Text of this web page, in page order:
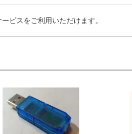
ビスをご利用いただけます。